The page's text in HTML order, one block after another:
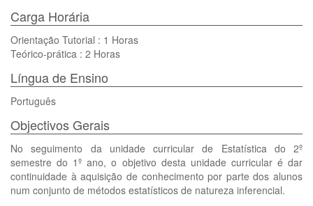
Carga Horária
Orientação Tutorial : 1 Horas
Teórico-prática : 2 Horas
Língua de Ensino
Português
Objectivos Gerais
No seguimento da unidade curricular de Estatística do 2º
semestre do 1º ano, o objetivo desta unidade curricular é dar
continuidade à aquisição de conhecimento por parte dos alunos
num conjunto de métodos estatísticos de natureza inferencial.